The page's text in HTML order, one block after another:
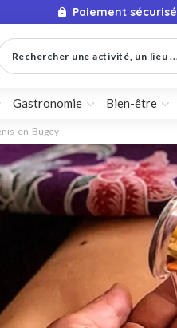
Paiement sécurisé
Rechercher une activité, un lieu ...
Gastronomie Bien-être
en-Bugey